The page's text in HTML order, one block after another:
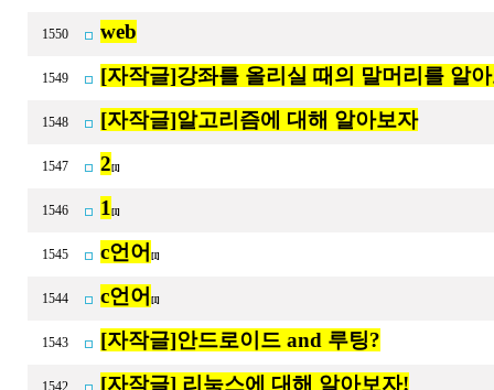
1550 web
1549 [자작글]강좌를 올리실 때의 말머리를 알
1548 [자작글]알고리즘에 대해 알아보자
1547 2 [1]
1546 1 [1]
1545 c언어 [1]
1544 c언어 [1]
1543 [자작글]안드로이드 and 루팅?
1542 [자작글] 리눅스에 대해 알아보자!